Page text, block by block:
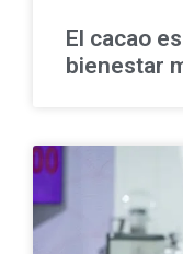
El cacao
bienestar